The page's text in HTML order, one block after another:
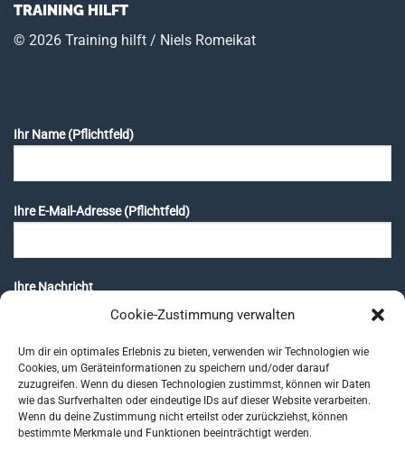
Cookie-Zustimmung verwalten
Um dir ein optimales Erlebnis zu bieten, verwenden wir Technologien wie
Cookies, um Geräteinformationen zu speichern und/oder darauf
zuzugreifen. Wenn du diesen Technologien zustimmst, können wir Daten
wie das Surfverhalten oder eindeutige IDs auf dieser Website verarbeiten.
Wenn du deine Zustimmung nicht erteilst oder zurückziehst, können
bestimmte Merkmale und Funktionen beeinträchtigt werden.
TRAINING HILFT
© 2026 Training hilft / Niels Romeikat
Ihr Name (Pflichtfeld)
Ihre E-Mail-Adresse (Pflichtfeld)
Ihre Nachricht